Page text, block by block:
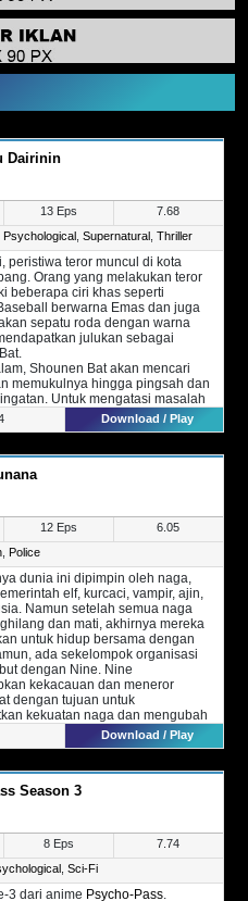
Dairinin
13 Eps
7.68
Psychological, Supernatural, Thriller
peristiwa teror muncul di kota
Orang yang melakukan teror
beberapa ciri khas seperti
berwarna Emas dan juga
sepatu roda dengan warna
julukan sebagai
Shounen Bat akan mencari
memukulnya hingga pingsah dan
Untuk mengatasi masalah
detektif bernama Mitsuhiro
Keiichi Ikari mulai
kasus ini, Maniwa dan
bahwa ini bukanlah masalah
untuk memecahkan kasus
Download / Play
12 Eps
6.05
, Police
dunia ini dipimpin oleh naga,
elf, kurcaci, vampir, ajin,
Namun setelah semua naga
dan mati, akhirnya mereka
untuk hidup bersama dengan
ada sekelompok organisasi
dengan Nine. Nine
kekacauan dan meneror
dengan tujuan untuk
kekuatan naga dan mengubah
seorang polisi bernama Seiji
saat terjadi pemberontakan
hal itu mengubah dirinya dan ia
Seiji tak sengaja
kelompok yang bernama
Mereka adalah kelompok khusus
untuk menyelidiki tentang Nine.
orang-orang jenius dan ahli
Download / Play
Season 3
8 Eps
7.74
Sci-Fi
3 dari anime Psycho-Pass.